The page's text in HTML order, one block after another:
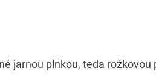
jarnou plnkou, teda rožkovou